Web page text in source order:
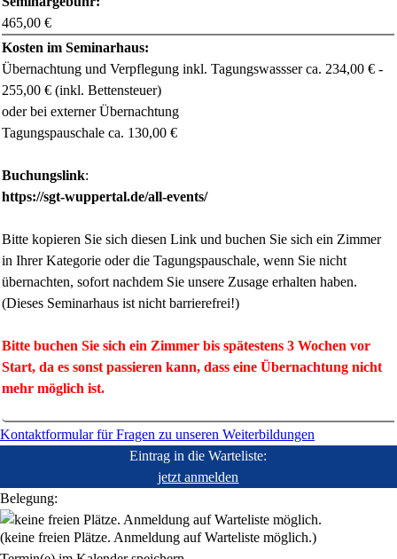
465,00 €
Kosten im Seminarhaus:
Übernachtung und Verpflegung inkl. Tagungswassser ca. 234,00 € -
255,00 € (inkl. Bettensteuer)
oder bei externer Übernachtung
Tagungspauschale ca. 130,00 €
Buchungslink:
https://sgt-wuppertal.de/all-events/
Bitte kopieren Sie sich diesen Link und buchen Sie sich ein Zimmer
in Ihrer Kategorie oder die Tagungspauschale, wenn Sie nicht
übernachten, sofort nachdem Sie unsere Zusage erhalten haben.
(Dieses Seminarhaus ist nicht barrierefrei!)
Bitte buchen Sie sich ein Zimmer bis spätestens 3 Wochen vor
Start, da es sonst passieren kann, dass eine Übernachtung nicht
mehr möglich ist.
Kontaktformular für Fragen zu unseren Weiterbildungen
Eintrag in die Warteliste:
jetzt anmelden
Belegung:
(keine freien Plätze. Anmeldung auf Warteliste möglich.)